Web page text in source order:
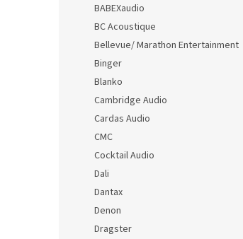
BABEXaudio
BC Acoustique
Bellevue/ Marathon Entertainment
Binger
Blanko
Cambridge Audio
Cardas Audio
CMC
Cocktail Audio
Dali
Dantax
Denon
Dragster